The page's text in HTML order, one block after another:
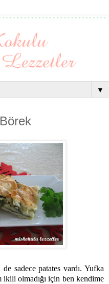
▼
sadece patates vardı. Yufka
olmadığı için ben kendime